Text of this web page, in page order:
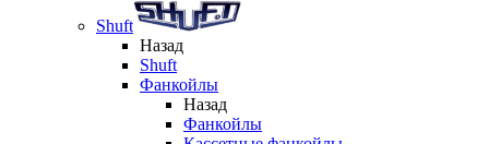
Shuft
Назад
Shuft
Фанкойлы
Назад
Фанкойлы